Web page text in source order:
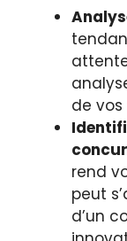
de
rend
peut
d’un